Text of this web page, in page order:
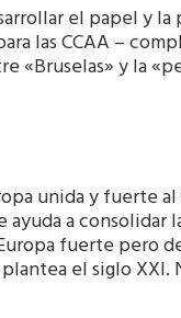
el papel y
las CCAA –
«Bruselas» y la
unida y fuerte
a
fuerte pero
el siglo